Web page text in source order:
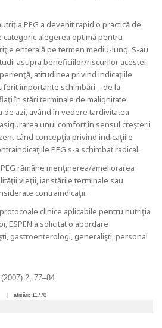
PEG a devenit rapid o practică de
categoric alegerea optimă pentru
enterală pe termen mediu-lung. S-au
asupra beneficiilor/riscurilor acestei
atitudinea privind indicaţiile
importante schimbări – de la
în stări terminale de malignitate
de azi, având în vedere tardivitatea
unui comfort în sensul creşterii
când concepţia privind indicaţiile
PEG s-a schimbat radical.
rămâne menţinerea/ameliorarea
vieţii, iar stările terminale sau
contraindicaţii.
clinice aplicabile pentru nutriţia
ESPEN a solicitat o abordare
gastroenterologi, generalişti, personal
2, 77–84
| afişări: 11770